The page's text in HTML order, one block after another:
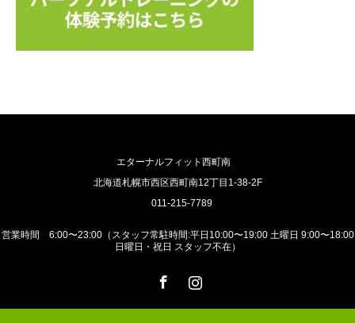
エターナルフィット西町南
北海道札幌市西区西町南12丁目1-38-2F
011-215-7789
営業時間 6:00〜23:00（スタッフ常駐時間:平日10:00〜19:00 土曜日 9:00〜18:00
日曜日・祝日 スタッフ不在）